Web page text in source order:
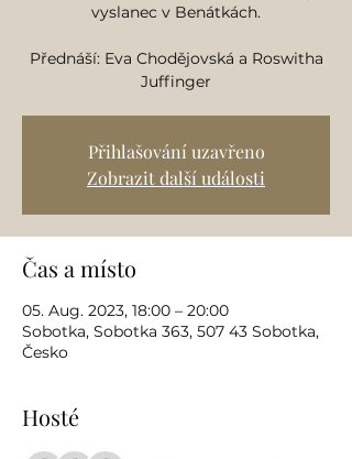
vyslanec v Benátkách.
Přednáší: Eva Chodějovská a Roswitha
Juffinger
Přihlašování uzavřeno
Zobrazit další události
Čas a místo
05. Aug. 2023, 18:00 – 20:00
Sobotka, Sobotka 363, 507 43 Sobotka,
Česko
Hosté